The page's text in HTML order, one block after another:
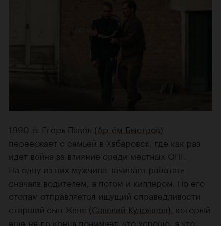
1990-е. Егерь Павел (Артём Быстров)
переезжает с семьей в Хабаровск, где как раз
идет война за влияние среди местных ОПГ.
На одну из них мужчина начинает работать
сначала водителем, а потом и киллером. По его
стопам отправляется ищущий справедливости
старший сын Женя (Савелий Кудряшов), который
еще не до конца понимает, что хорошо, а что